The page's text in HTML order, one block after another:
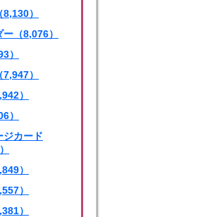
）
（8,076）
）
）
）
）
ジカード
）
）
）